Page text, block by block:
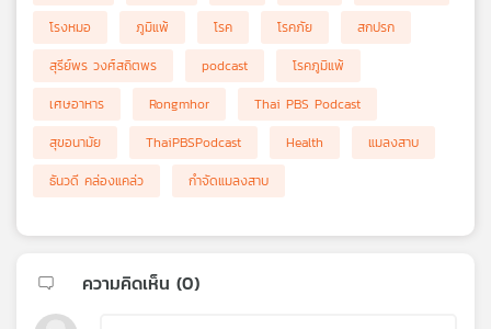
โรงหมอ
ภูมิแพ้ โรค โรคภัย
สกปรก
สุรีย์พร วงศ์สถิตพร
podcast
โรคภูมิแพ้
เศษอาหาร
Rongmhor
Thai PBS Podcast
สุขอนามัย
ThaiPBSPodcast Health
แมลงสาบ
ธันวดี คล่องแคล่ว
กำจัดแมลงสาบ
ความคิดเห็น (0)